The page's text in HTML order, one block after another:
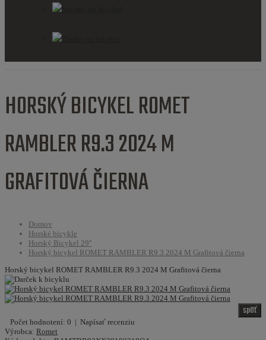
HORSKÝ BICYKEL ROMET
RAMBLER R9.3 2024 M
GRAFITOVÁ ČIERNA
Domov
Horské bicykle
Horský Bicykel 29''
Horský bicykel ROMET RAMBLER R9.3 2024 M Grafitová čierna
Horský bicykel ROMET RAMBLER R9.3 2024 M Grafitová čierna
späť
Počet hodnotení: 0 | Napísať recenziu
Výrobca: Romet